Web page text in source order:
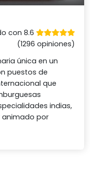
con 8.6
(1296 opiniones)
única en un
puestos de
que
indias,
por